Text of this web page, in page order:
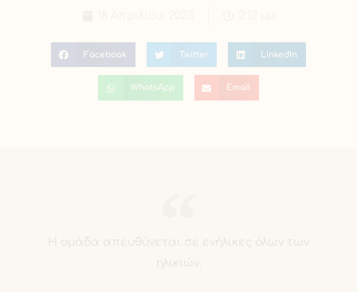
Facebook Twitter LinkedIn
WhatsApp Email